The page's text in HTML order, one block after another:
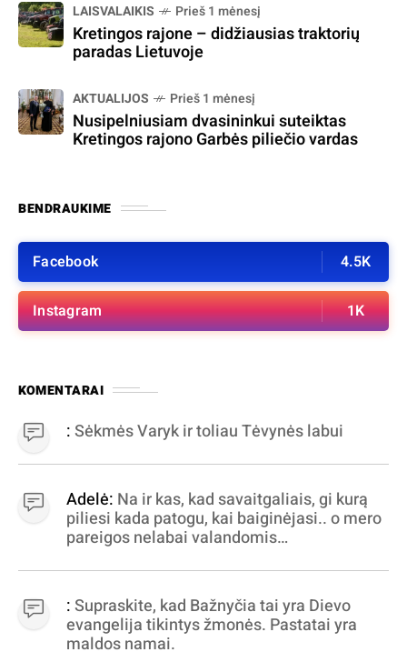
LAISVALAIKIS Prieš 1 mėnesį
Kretingos rajone – didžiausias traktorių
paradas Lietuvoje
AKTUALIJOS Prieš 1 mėnesį
Nusipelniusiam dvasininkui suteiktas
Kretingos rajono Garbės piliečio vardas
BENDRAUKIME
Facebook 4.5K
Instagram 1K
KOMENTARAI
:Sėkmės Varyk ir toliau Tėvynės labui
Adelė: Na ir kas, kad savaitgaliais, gi kurą
piliesi kada patogu, kai baiginėjasi.. o mero
pareigos nelabai valandomis
virpinimas, ieškokit kur milijonus vagia
dujininkai, elektros aferistai, stadionų
statytojai Vilnuje
:Supraskite, kad Bažnyčia tai yra Dievo
evangelija tikintys žmonės. Pastatai yra
maldos namai.